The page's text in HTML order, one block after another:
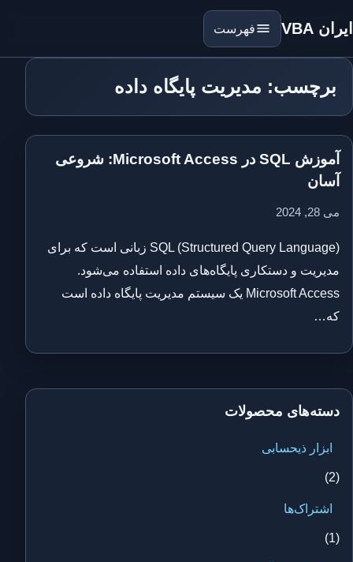
ایران VBA فهرست
برچسب: مدیریت پایگاه داده
آموزش SQL در Microsoft Access: شروعی
آسان
می 28, 2024
SQL (Structured Query Language) زبانی است که برای
مدیریت و دستکاری پایگاه‌های داده استفاده می‌شود.
Microsoft Access یک سیستم مدیریت پایگاه داده است
که…
دسته‌های محصولات
ابزار ذیحسابی
(2)
اشتراک‌ها
(1)